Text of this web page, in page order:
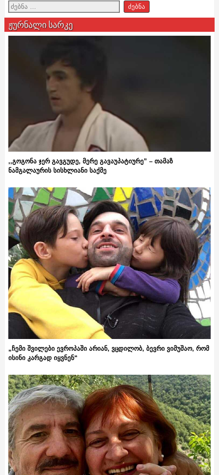
ჟურნალი სარკე
,,გოგონა ჯერ გავგუდე, მერე გავაუპატიურე” – თამაზ
ნამგალაურის სისხლიანი საქმე
„ჩემი შვილები ევროპაში არიან, ვცდილობ, ბევრი ვიმუშაო, რომ
ისინი კარგად იყვნენ“